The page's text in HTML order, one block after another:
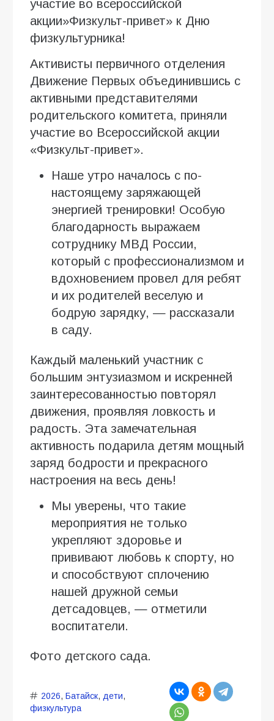
участие во всероссийской
акции»Физкульт-привет» к Дню
физкультурника!
Активисты первичного отделения
Движение Первых объединившись с
активными представителями
родительского комитета, приняли
участие во Всероссийской акции
«Физкульт-привет».
Наше утро началось с по-
настоящему заряжающей
энергией тренировки! Особую
благодарность выражаем
сотруднику МВД России,
который с профессионализмом и
вдохновением провел для ребят
и их родителей веселую и
бодрую зарядку, — рассказали
в саду.
Каждый маленький участник с
большим энтузиазмом и искренней
заинтересованностью повторял
движения, проявляя ловкость и
радость. Эта замечательная
активность подарила детям мощный
заряд бодрости и прекрасного
настроения на весь день!
Мы уверены, что такие
мероприятия не только
укрепляют здоровье и
прививают любовь к спорту, но
и способствуют сплочению
нашей дружной семьи
детсадовцев, — отметили
воспитатели.
Фото детского сада.
2026, Батайск, дети,
физкультура